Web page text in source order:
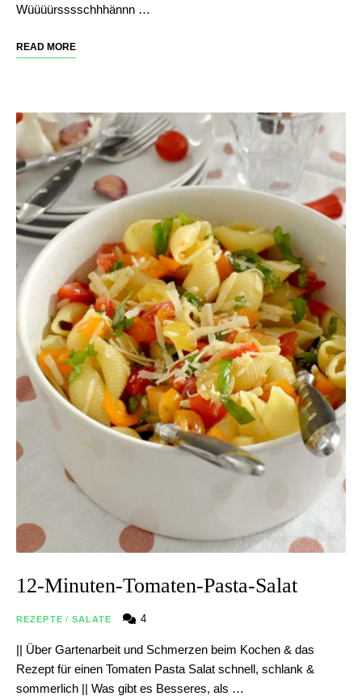
Wüüüürsssschhhännn …
READ MORE
12-Minuten-Tomaten-Pasta-Salat
REZEPTE / SALATE 4
|| Über Gartenarbeit und Schmerzen beim Kochen & das
Rezept für einen Tomaten Pasta Salat schnell, schlank &
sommerlich || Was gibt es Besseres, als …